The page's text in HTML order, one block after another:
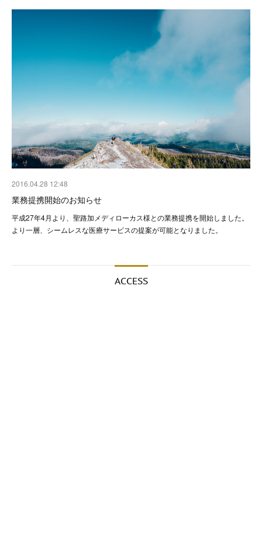
2016.04.28 12:48
業務提携開始のお知らせ
平成27年4月より、聖路加メディローカス様との業務提携を開始しました。
より一層、シームレスな医療サービスの提案が可能となりました。
ACCESS